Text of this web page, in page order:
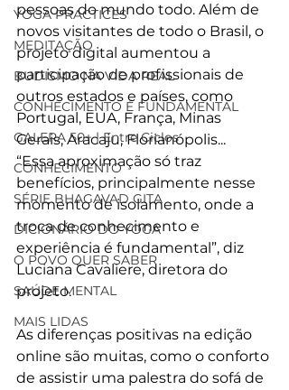
YOGA PRACTICES
MEDITAÇÃO
BUDISMO NA VIDA REAL
CONHECIMENTO É FUNDAMENTAL
GALERA 50+ | Entre Ciclos
CONHECIMENTO
SÉRIE BHAGAVAD GITA
DICIONÁRIO DO YOGA
O POVO QUER SABER
SAÚDE MENTAL
MAIS LIDAS
pessoas do mundo todo. Além de
novos visitantes de todo o Brasil, o
projeto digital aumentou a
participação de profissionais de
outros estados e países, como
Portugal, EUA, França, Minas
Gerais, Aracaju, Florianópolis...
“Essa aproximação só traz
benefícios, principalmente nesse
momento de isolamento, onde a
troca de conhecimento e
experiência é fundamental”, diz
Luciana Cavaliere, diretora do
projeto.
As diferenças positivas na edição
online são muitas, como o conforto
de assistir uma palestra do sofá de